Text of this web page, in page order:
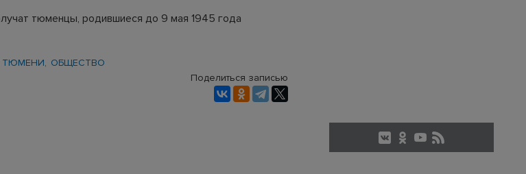
тюменцы, родившиеся до 9 мая 1945 года
ТЮМЕНИ
ОБЩЕСТВО
Поделиться записью